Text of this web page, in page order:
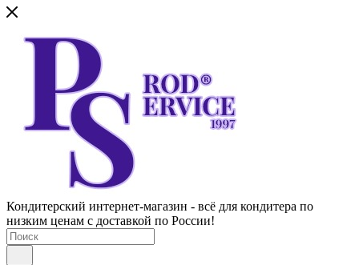
Кондитерский интернет-магазин - всё для кондитера по
низким ценам с доставкой по России!